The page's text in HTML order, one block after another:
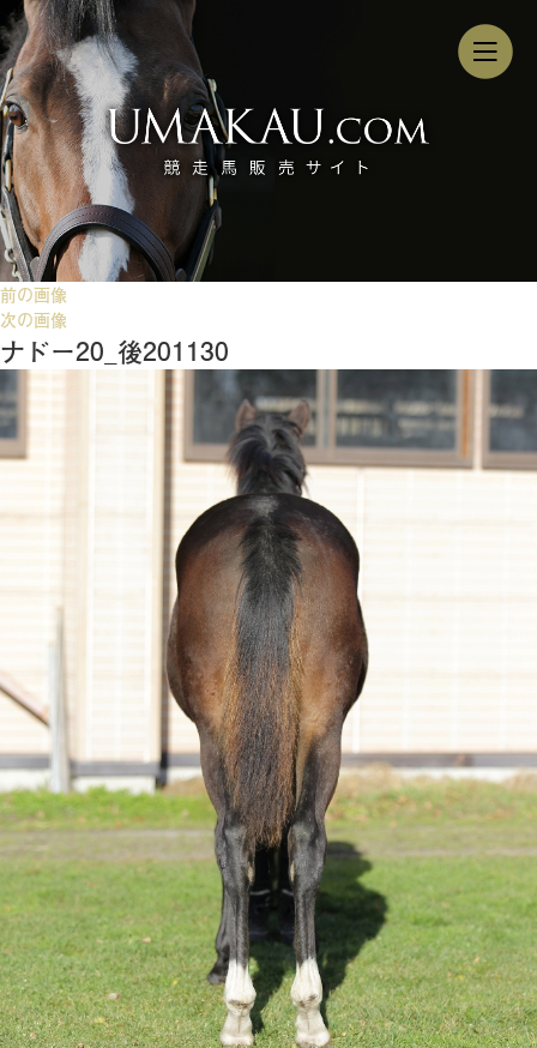
前の画像
次の画像
ナドー20_後201130